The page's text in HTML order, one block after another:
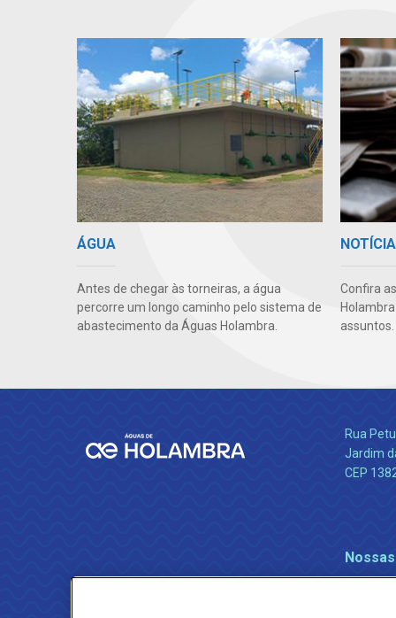
ÁGUA
Antes de chegar às torneiras, a água
percorre um longo caminho pelo sistema de
abastecimento da Águas Holambra.
Confira
assuntos.
Rua
Jardim
CEP